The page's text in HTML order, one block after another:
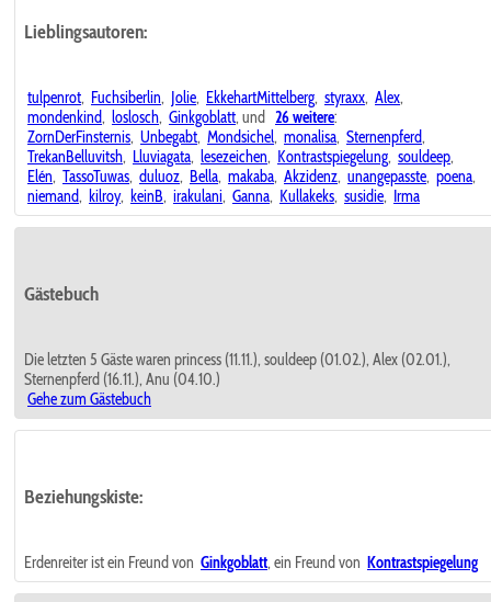
Lieblingsautoren:
tulpenrot, Fuchsiberlin, Jolie, EkkehartMittelberg, styraxx, Alex,
mondenkind, loslosch, Ginkgoblatt, und 26 weitere:
ZornDerFinsternis, Unbegabt, Mondsichel, monalisa, Sternenpferd,
TrekanBelluvitsh, Lluviagata, lesezeichen, Kontrastspiegelung, souldeep,
Elén, TassoTuwas, duluoz, Bella, makaba, Akzidenz, unangepasste, poena,
niemand, kilroy, keinB, irakulani, Ganna, Kullakeks, susidie, Irma
Gästebuch
Die letzten 5 Gäste waren princess (11.11.), souldeep (01.02.), Alex (02.01.),
Sternenpferd (16.11.), Anu (04.10.)
Gehe zum Gästebuch
Beziehungskiste:
Erdenreiter ist ein Freund von Ginkgoblatt, ein Freund von Kontrastspiegelung